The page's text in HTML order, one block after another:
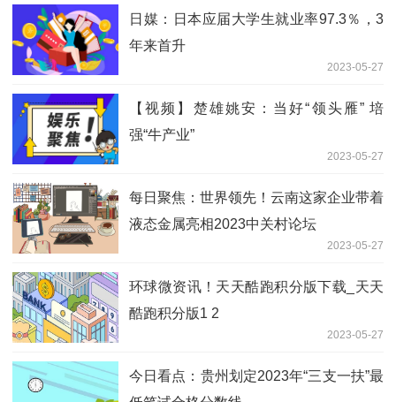
日媒：日本应届大学生就业率97.3％，3
年来首升
2023-05-27
【视频】楚雄姚安：当好“领头雁” 培
强“牛产业”
2023-05-27
每日聚焦：世界领先！云南这家企业带着
液态金属亮相2023中关村论坛
2023-05-27
环球微资讯！天天酷跑积分版下载_天天
酷跑积分版1 2
2023-05-27
今日看点：贵州划定2023年“三支一扶”最